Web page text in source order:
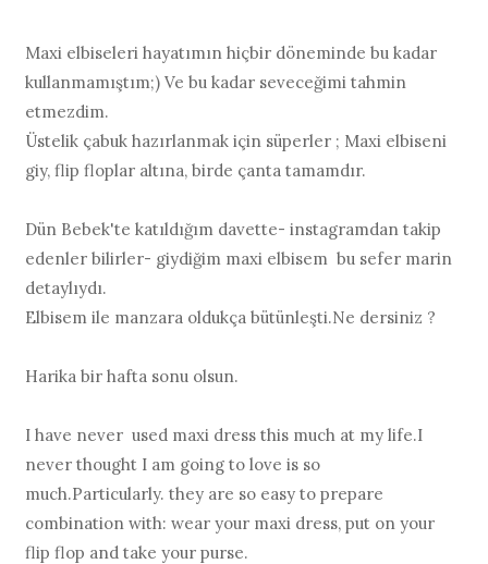
Maxi elbiseleri hayatımın hiçbir döneminde bu kadar
kullanmamıştım;) Ve bu kadar seveceğimi tahmin
etmezdim.
Üstelik çabuk hazırlanmak için süperler ; Maxi elbiseni
giy, flip floplar altına, birde çanta tamamdır.
Dün Bebek'te katıldığım davette- instagramdan takip
edenler bilirler- giydiğim maxi elbisem bu sefer marin
detaylıydı.
Elbisem ile manzara oldukça bütünleşti.Ne dersiniz ?
Harika bir hafta sonu olsun.
I have never used maxi dress this much at my life.I
never thought I am going to love is so
much.Particularly. they are so easy to prepare
combination with: wear your maxi dress, put on your
flip flop and take your purse.